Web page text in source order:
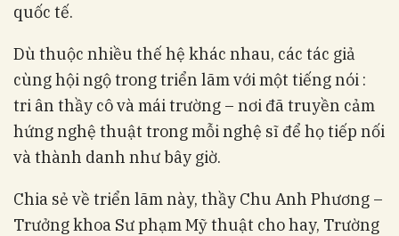
quốc tế.
Dù thuộc nhiều thế hệ khác nhau, các tác giả
cùng hội ngộ trong triển lãm với một tiếng nói :
tri ân thầy cô và mái trường – nơi đã truyền cảm
hứng nghệ thuật trong mỗi nghệ sĩ để họ tiếp nối
và thành danh như bây giờ.
Chia sẻ về triển lãm này, thầy Chu Anh Phương –
Trưởng khoa Sư phạm Mỹ thuật cho hay, Trường